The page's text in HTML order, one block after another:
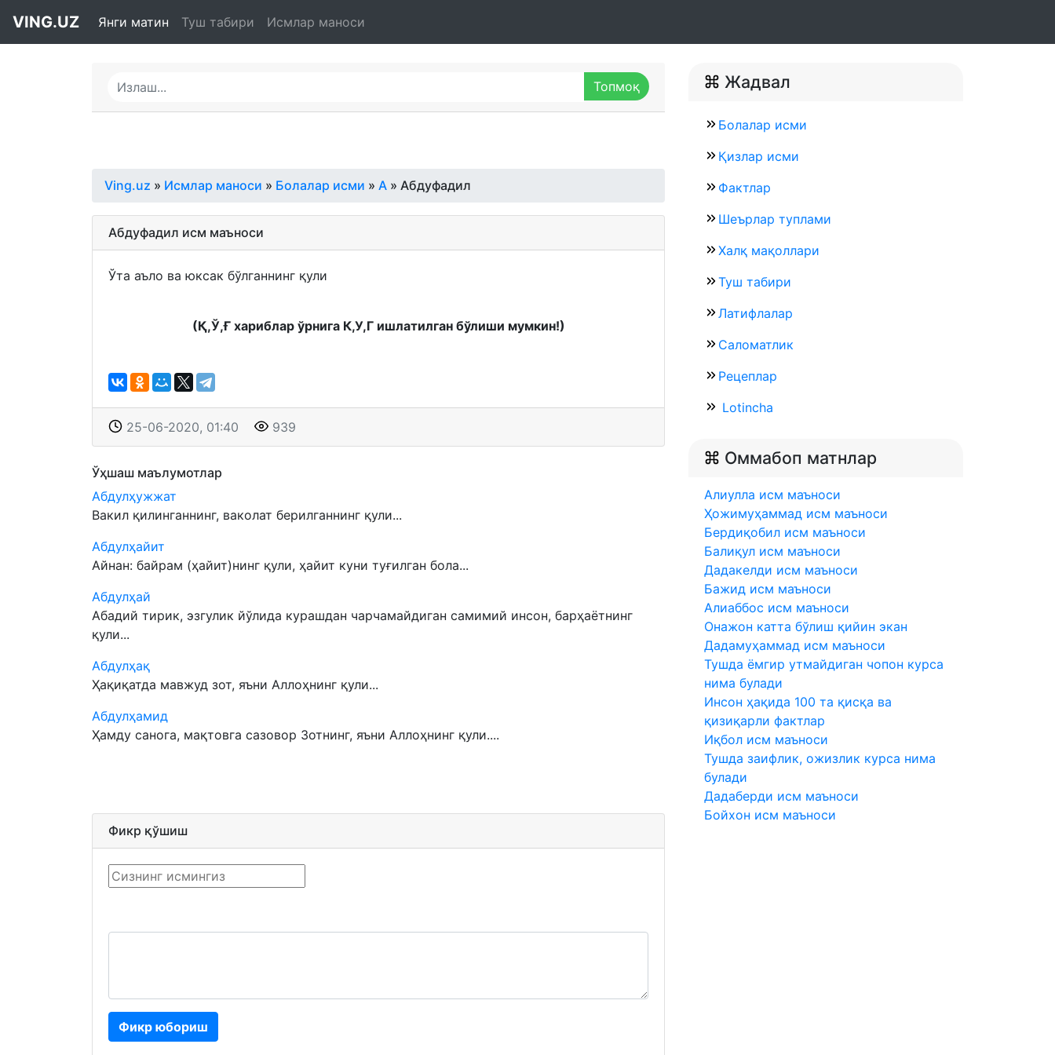
VING.UZ Янги матин Туш табири Исмлар маноси
Ving.uz » Исмлар маноси » Болалар исми » А » Абдуфадил
Абдуфадил исм маъноси
Ўта аъло ва юксак бўлганнинг қули
(Қ,Ў,Ғ хариблар ўрнига К,У,Г ишлатилган бўлиши мумкин!)
25-06-2020, 01:40 939
Ўҳшаш маълумотлар
Абдулҳужжат
Вакил қилинганнинг, ваколат берилганнинг қули...
Абдулҳайит
Айнан: байрам (ҳайит)нинг қули, ҳайит куни туғилган бола...
Абдулҳай
Абадий тирик, эзгулик йўлида курашдан чарчамайдиган самимий инсон, барҳаётнинг
қули...
Абдулҳақ
Ҳақиқатда мавжуд зот, яъни Аллоҳнинг қули...
Абдулҳамид
Ҳамду санога, мақтовга сазовор Зотнинг, яъни Аллоҳнинг қули....
Фикр қўшиш
Фикр юбориш
Жадвал
Болалар исми
Қизлар исми
Фактлар
Шеърлар туплами
Халқ мақоллари
Туш табири
Латифлалар
Саломатлик
Рецеплар
Lotincha
Оммабоп матнлар
Алиулла исм маъноси
Ҳожимуҳаммад исм маъноси
Бердиқобил исм маъноси
Балиқул исм маъноси
Дадакелди исм маъноси
Бажид исм маъноси
Алиаббос исм маъноси
Онажон катта бўлиш қийин экан
Дадамуҳаммад исм маъноси
Тушда ёмгир утмайдиган чопон курса
нима булади
Инсон ҳақида 100 та қисқа ва
қизиқарли фактлар
Иқбол исм маъноси
Тушда заифлик, ожизлик курса нима
булади
Дадаберди исм маъноси
Бойхон исм маъноси